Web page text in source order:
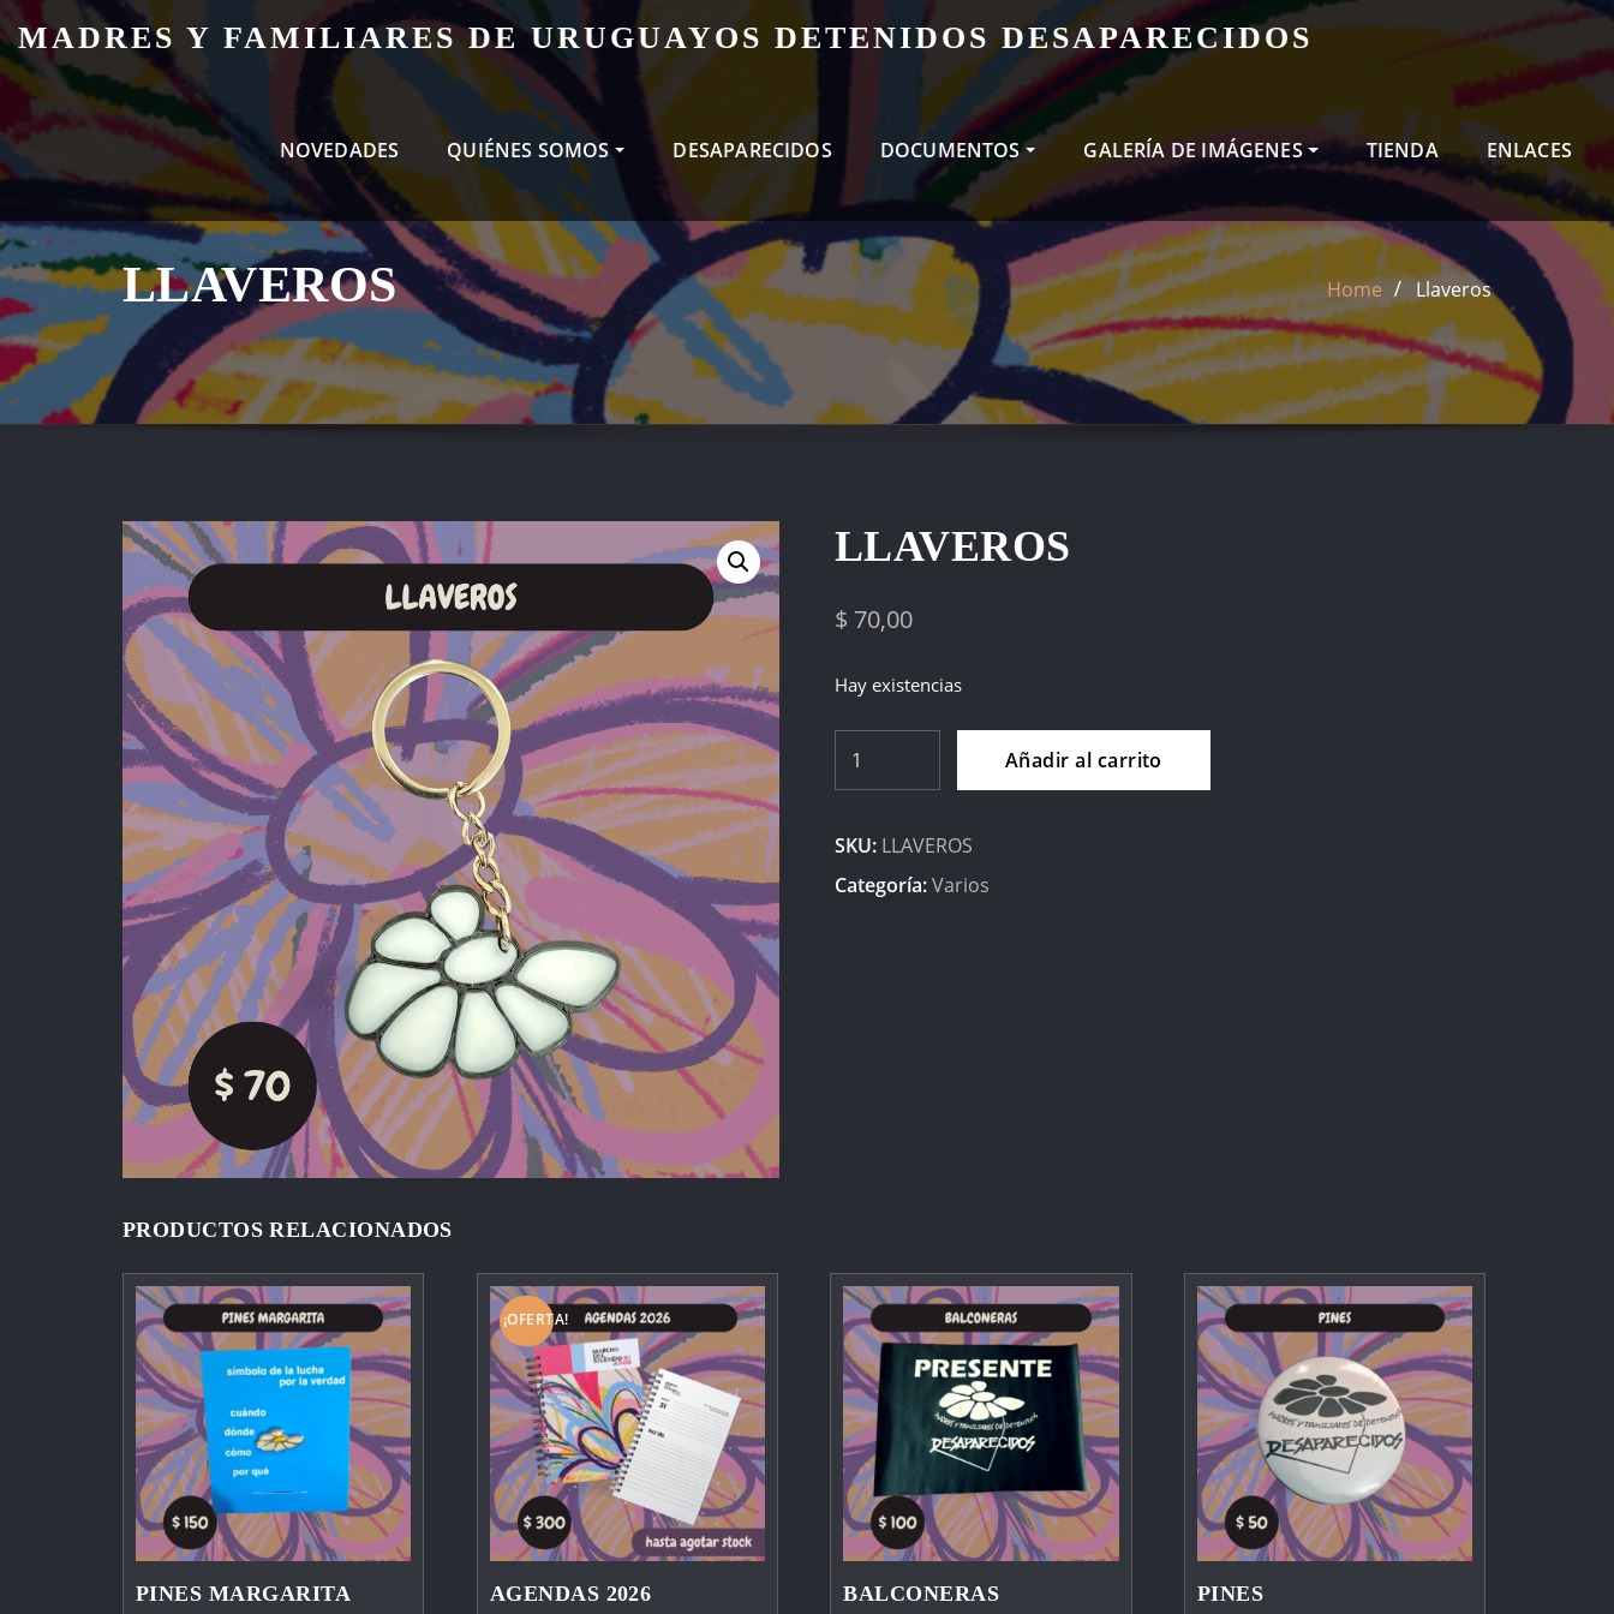
Skip
to
content
MADRES Y FAMILIARES DE URUGUAYOS DETENIDOS DESAPARECIDOS
NOVEDADES QUIÉNES SOMOS DESAPARECIDOS DOCUMENTOS GALERÍA DE IMÁGENES TIENDA ENLACES
LLAVEROS Home Llaveros
LLAVEROS
$ 70,00
Hay existencias
Añadir al carrito
SKU: LLAVEROS
Categoría:Varios
PRODUCTOS RELACIONADOS
PINES MARGARITA
¡OFERTA!
AGENDAS 2026 BALCONERAS PINES